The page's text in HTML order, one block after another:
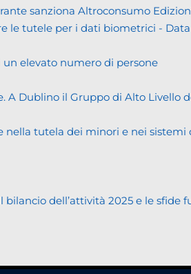
sanziona Altroconsumo
le tutele per i dati biometrici -
un elevato numero di persone
A Dublino il Gruppo di Alto Livello
nella tutela dei minori e nei sistemi
bilancio dell’attività 2025 e le sfide